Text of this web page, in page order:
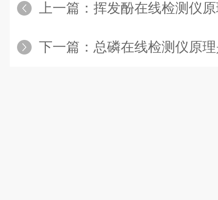
上一篇： 挥发酚在线检测仪
下一篇： 总磷在线检测仪原